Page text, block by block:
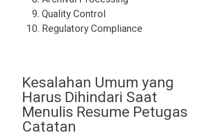
Quality Control
Regulatory Compliance
Kesalahan Umum yang
Harus Dihindari Saat
Menulis Resume Petugas
Catatan